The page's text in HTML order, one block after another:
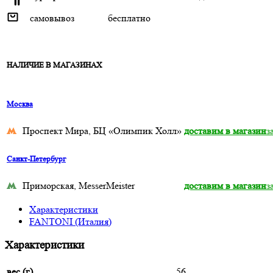
самовывоз
бесплатно
НАЛИЧИЕ В МАГАЗИНАХ
Москва
Проспект Мира, БЦ «Олимпик Холл» доставим в магазин
Санкт-Петербург
Приморская, MesserMeister доставим в магазин
Характеристики
FANTONI (Италия)
Характеристики